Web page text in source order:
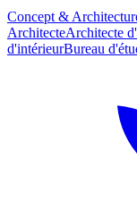
Concept &
ArchitecteArchitecte
d'intérieurBureau